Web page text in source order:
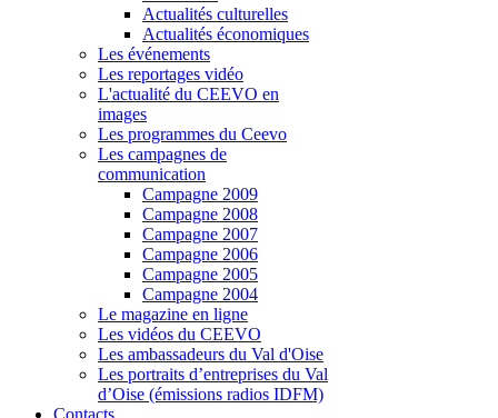
Actualités culturelles
Actualités économiques
Les événements
Les reportages vidéo
L'actualité du CEEVO en
images
Les programmes du Ceevo
Les campagnes de
communication
Campagne 2009
Campagne 2008
Campagne 2007
Campagne 2006
Campagne 2005
Campagne 2004
Le magazine en ligne
Les vidéos du CEEVO
Les ambassadeurs du Val d'Oise
Les portraits d’entreprises du Val
d’Oise (émissions radios IDFM)
Contacts